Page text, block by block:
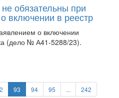
обязательны при
включении в реестр
о включении
(дело № А41-5288/23).
93 94 95 ... 242